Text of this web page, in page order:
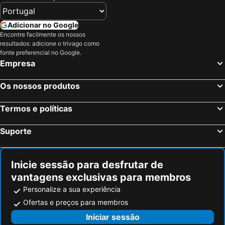
St. Moritz, Grisões Hotéis
Lugano, Ticino Hotéis
Bellagio, Lombardia Hotéis
Cernobbio, Lombardia Hotéis
Zurique, Zurique Hotéis
Lausanne, Vaud Hotéis
Interlaken, Berna Hotéis
Berna, Berna Hotéis
Adicionar no Google
Encontre facilmente os nossos
resultados: adicione o trivago como
fonte preferencial no Google.
Empresa
Os nossos produtos
Termos e políticas
Suporte
Inicie sessão para desfrutar de
vantagens exclusivas para membros
Personalize a sua experiência
Ofertas e preços para membros
Iniciar sessão